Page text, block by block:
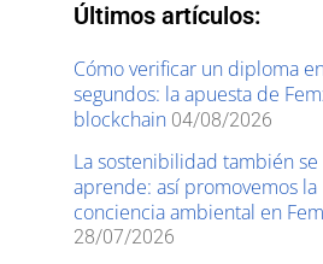
Últimos artículos:
Cómo verificar un diploma
segundos: la apuesta de
blockchain 04/08/2026
La sostenibilidad también se
aprende: así promovemos la
conciencia ambiental en
28/07/2026